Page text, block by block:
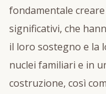
fondamentale
significativi, che
il loro sostegno e la
nuclei familiari e in
costruzione, così